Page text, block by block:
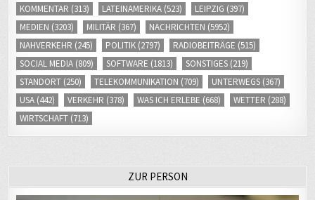
MEDIEN(3203) MILITÄR(367) NACHRICHTEN(5952)
NAHVERKEHR(245) POLITIK (2797) RADIOBEITRÄGE
SOCIAL MEDIA (809) SOFTWARE(1813) SONSTIGES(219)
STANDORT(250) TELEKOMMUNIKATION (709) UNTERWEGS
USA(442) VERKEHR(378) WAS ICH ERLEBE (668) WETTER(288)
WIRTSCHAFT(713)